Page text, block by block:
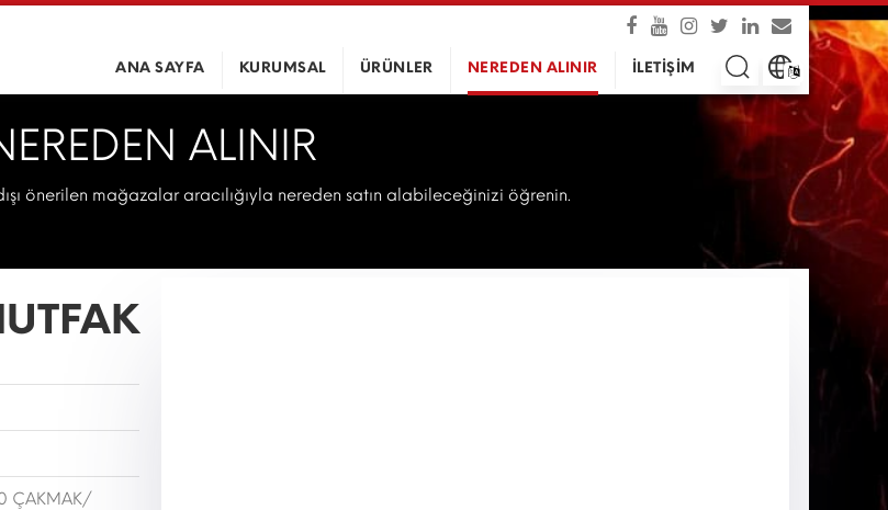
ANA SAYFA KURUMSAL ÜRÜNLER NEREDEN ALINIR İLETİŞİM
ALINIR
önerilen mağazalar aracılığıyla nereden satın alabileceğinizi öğrenin.
ÇAKMAK/